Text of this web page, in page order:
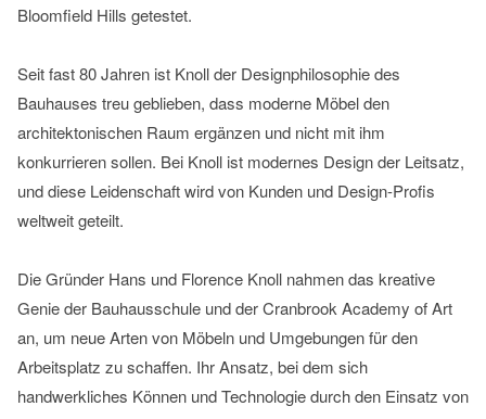
Bloomfield Hills getestet.
Seit fast 80 Jahren ist Knoll der Designphilosophie des
Bauhauses treu geblieben, dass moderne Möbel den
architektonischen Raum ergänzen und nicht mit ihm
konkurrieren sollen. Bei Knoll ist modernes Design der Leitsatz,
und diese Leidenschaft wird von Kunden und Design-Profis
weltweit geteilt.
Die Gründer Hans und Florence Knoll nahmen das kreative
Genie der Bauhausschule und der Cranbrook Academy of Art
an, um neue Arten von Möbeln und Umgebungen für den
Arbeitsplatz zu schaffen. Ihr Ansatz, bei dem sich
handwerkliches Können und Technologie durch den Einsatz von